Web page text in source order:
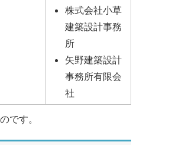
株式会社小草
建築設計事務
所
矢野建築設計
事務所有限会
社
です。